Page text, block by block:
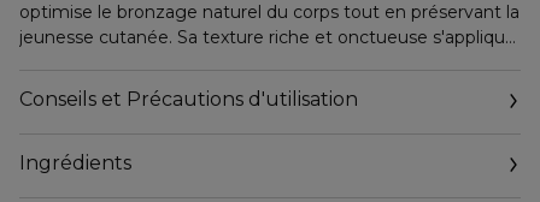
optimise le bronzage naturel du corps tout en préservant la
jeunesse cutanée. Sa texture riche et onctueuse s'applique
un soleil modéré.
La technologie ADAPTASUN stimule la pigmentation
La technologie brevetée GLOBAL CELLULAR
Conseils et Précautions d'utilisation
Ingrédients